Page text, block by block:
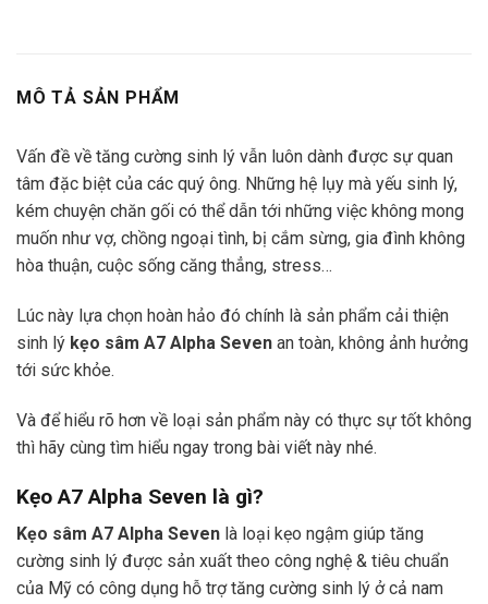
MÔ TẢ SẢN PHẨM
Vấn đề về tăng cường sinh lý vẫn luôn dành được sự quan
tâm đặc biệt của các quý ông. Những hệ lụy mà yếu sinh lý,
kém chuyện chăn gối có thể dẫn tới những việc không mong
muốn như vợ, chồng ngoại tình, bị cắm sừng, gia đình không
hòa thuận, cuộc sống căng thẳng, stress…
Lúc này lựa chọn hoàn hảo đó chính là sản phẩm cải thiện
sinh lý kẹo sâm A7 Alpha Seven an toàn, không ảnh hưởng
tới sức khỏe.
Và để hiểu rõ hơn về loại sản phẩm này có thực sự tốt không
thì hãy cùng tìm hiểu ngay trong bài viết này nhé.
Kẹo A7 Alpha Seven là gì?
Kẹo sâm A7 Alpha Seven là loại kẹo ngậm giúp tăng
cường sinh lý được sản xuất theo công nghệ & tiêu chuẩn
của Mỹ có công dụng hỗ trợ tăng cường sinh lý ở cả nam